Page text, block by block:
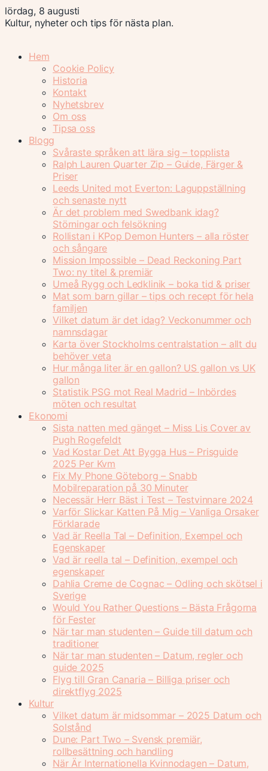
lördag, 8 augusti
Kultur, nyheter och tips för nästa plan.
Hem
Cookie Policy
Historia
Kontakt
Nyhetsbrev
Om oss
Tipsa oss
Blogg
Svåraste språken att lära sig – topplista
Ralph Lauren Quarter Zip – Guide, Färger &
Priser
Leeds United mot Everton: Laguppställning
och senaste nytt
Är det problem med Swedbank idag?
Störningar och felsökning
Rollistan i KPop Demon Hunters – alla röster
och sångare
Mission Impossible – Dead Reckoning Part
Two: ny titel & premiär
Umeå Rygg och Ledklinik – boka tid & priser
Mat som barn gillar – tips och recept för hela
familjen
Vilket datum är det idag? Veckonummer och
namnsdagar
Karta över Stockholms centralstation – allt du
behöver veta
Hur många liter är en gallon? US gallon vs UK
gallon
Statistik PSG mot Real Madrid – Inbördes
möten och resultat
Ekonomi
Sista natten med gänget – Miss Lis Cover av
Pugh Rogefeldt
Vad Kostar Det Att Bygga Hus – Prisguide
2025 Per Kvm
Fix My Phone Göteborg – Snabb
Mobilreparation på 30 Minuter
Necessär Herr Bäst i Test – Testvinnare 2024
Varför Slickar Katten På Mig – Vanliga Orsaker
Förklarade
Vad är Reella Tal – Definition, Exempel och
Egenskaper
Vad är reella tal – Definition, exempel och
egenskaper
Dahlia Creme de Cognac – Odling och skötsel i
Sverige
Would You Rather Questions – Bästa Frågorna
för Fester
När tar man studenten – Guide till datum och
traditioner
När tar man studenten – Datum, regler och
guide 2025
Flyg till Gran Canaria – Billiga priser och
direktflyg 2025
Kultur
Vilket datum är midsommar – 2025 Datum och
Solstånd
Dune: Part Two – Svensk premiär,
rollbesättning och handling
När Är Internationella Kvinnodagen – Datum,